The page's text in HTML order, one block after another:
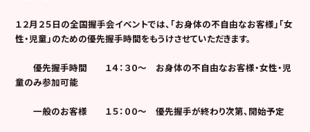
１２月２５日の全国握手会イベントでは、「お身体の不自由なお客様」「女
性・児童」のための優先握手時間をもうけさせていただきます。
優先握手時間
１４：３０〜 お身体の不自由なお客様・女性・児
童のみ参加可能
一般のお客様 １５：００～ 優先握手が終わり次第、開始予定